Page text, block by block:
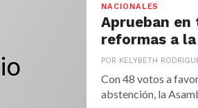
NACIONALES
Aprueban
reformas a la
POR KELYBETH
Con 48 votos a
abstención, la